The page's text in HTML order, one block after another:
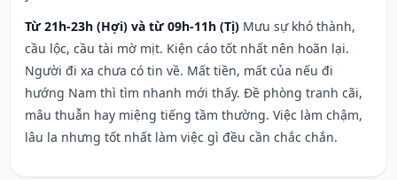
Từ 21h-23h (Hợi) và từ 09h-11h (Tị) Mưu sự khó thành,
cầu lộc, cầu tài mờ mịt. Kiện cáo tốt nhất nên hoãn lại.
Người đi xa chưa có tin về. Mất tiền, mất của nếu đi
hướng Nam thì tìm nhanh mới thấy. Đề phòng tranh cãi,
mâu thuẫn hay miệng tiếng tầm thường. Việc làm chậm,
lâu la nhưng tốt nhất làm việc gì đều cần chắc chắn.